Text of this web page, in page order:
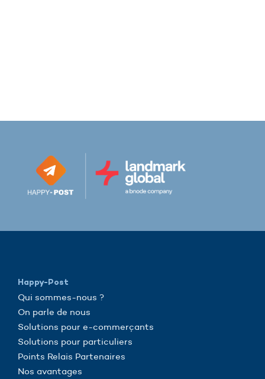
Happy-Post
Qui sommes-nous ?
On parle de nous
Solutions pour e-commerçants
Solutions pour particuliers
Points Relais Partenaires
Nos avantages